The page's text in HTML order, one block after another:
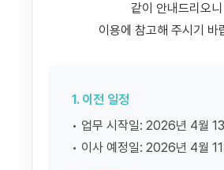
같이 안내드리오니
이용에 참고해 주시기 바
1. 이전 일정
• 업무 시작일: 2026년 4월
• 이사 예정일: 2026년 4월